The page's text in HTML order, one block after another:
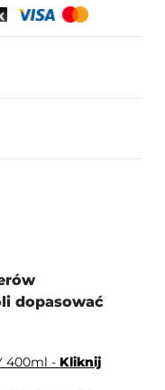
dopasować
400ml - Kliknij